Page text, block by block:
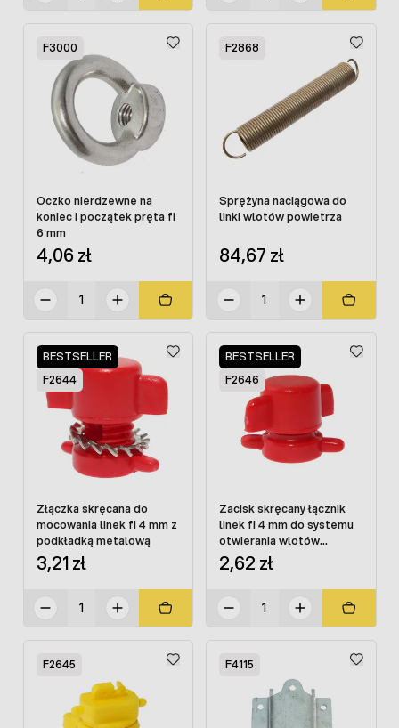
F3000
Oczko nierdzewne na
koniec i początek pręta fi
6 mm
4,06 zł
F2868
Sprężyna naciągowa do
linki wlotów powietrza
84,67 zł
BESTSELLER
F2644
Złączka skręcana do
mocowania linek fi 4 mm z
podkładką metalową
3,21 zł
BESTSELLER
F2646
Zacisk skręcany łącznik
linek fi 4 mm do systemu
otwierania wlotów
powietrza
2,62 zł
F2645 F4115